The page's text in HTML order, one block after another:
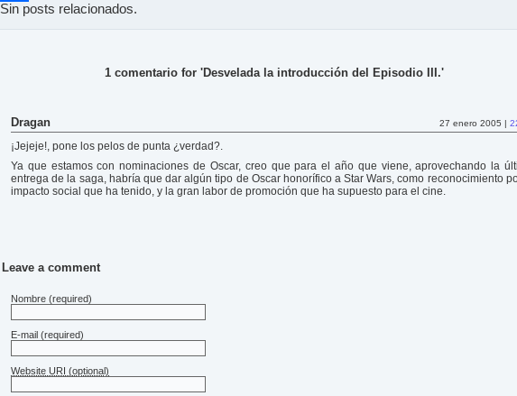
Compartir
Sin posts relacionados.
1 comentario for 'Desvelada la introducción del Episodio III.'
Dragan 27 enero 2005 |
¡Jejeje!, pone los pelos de punta ¿verdad?.
Ya que estamos con nominaciones de Oscar, creo que para el año que viene, aprovechando la
entrega de la saga, habría que dar algún tipo de Oscar honorífico a Star Wars, como reconocimiento
impacto social que ha tenido, y la gran labor de promoción que ha supuesto para el cine.
Leave a comment
Nombre (required)
E-mail (required)
Website URI (optional)